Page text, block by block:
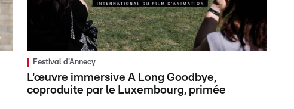
Festival d'Annecy
L'œuvre immersive A Long Goodbye,
coproduite par le Luxembourg, primée